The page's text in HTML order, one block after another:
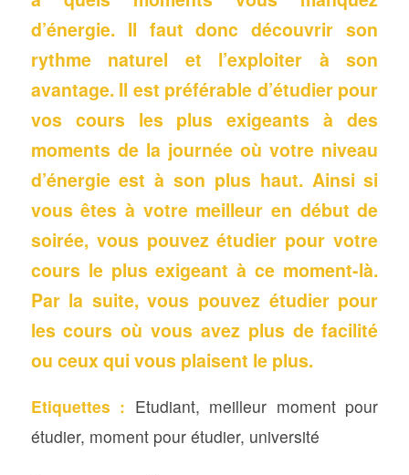
d’énergie. Il faut donc découvrir son
rythme naturel et l’exploiter à son
avantage. Il est préférable d’étudier pour
vos cours les plus exigeants à des
moments de la journée où votre niveau
d’énergie est à son plus haut. Ainsi si
vous êtes à votre meilleur en début de
soirée, vous pouvez étudier pour votre
cours le plus exigeant à ce moment-là.
Par la suite, vous pouvez étudier pour
les cours où vous avez plus de facilité
ou ceux qui vous plaisent le plus.
Etiquettes : Etudiant, meilleur moment pour
étudier, moment pour étudier, université